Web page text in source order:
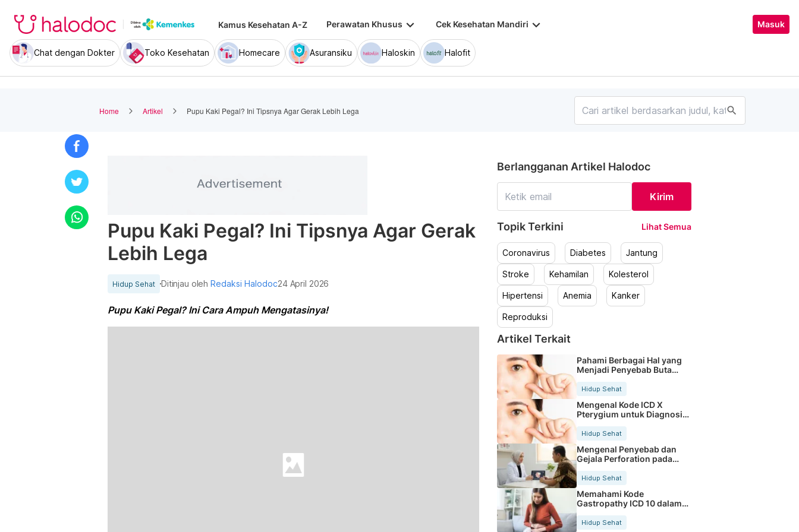
Kamus Kesehatan A-Z Perawatan Khusus keyboard_arrow_down Cek Kesehatan Mandiri keyboard_arrow_down Masuk
Chat dengan Dokter Toko Kesehatan Homecare Asuransiku Haloskin Halofit
Home Artikel Pupu Kaki Pegal? Ini Tipsnya Agar Gerak Lebih Lega search
Pupu Kaki Pegal? Ini Tipsnya Agar Gerak
Lebih Lega
Hidup Sehat Ditinjau olehRedaksi Halodoc24 April 2026
Pupu Kaki Pegal? Ini Cara Ampuh Mengatasinya!
Berlangganan Artikel Halodoc
Kirim
Topik Terkini Lihat Semua
Coronavirus Diabetes Jantung
Stroke Kehamilan Kolesterol
Hipertensi Anemia Kanker
Reproduksi
Artikel Terkait
Pahami Berbagai Hal yang
Menjadi Penyebab Buta
Hidup Sehat
Mengenal Kode ICD X
Pterygium untuk Diagnosis
Hidup Sehat
Mengenal Penyebab dan
Gejala Perforation pada
Tubuh
Hidup Sehat
Memahami Kode
Gastropathy ICD 10 dalam
Rekam Medis Pasien
Hidup Sehat